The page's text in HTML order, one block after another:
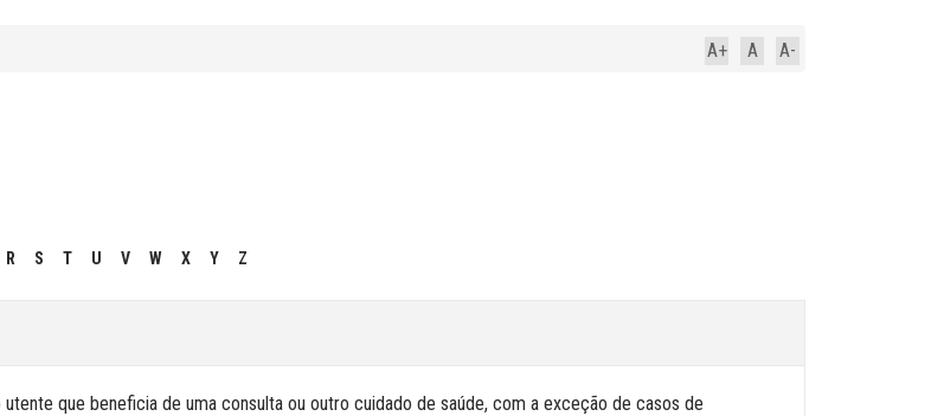
A-
A
A+
R S T U V W X Y Z
que beneficia de uma consulta ou outro cuidado de saúde, com a exceção de casos de